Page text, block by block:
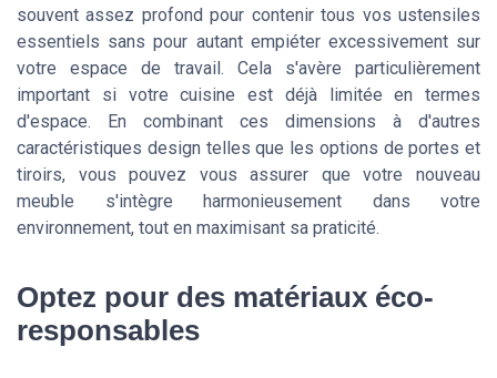
souvent assez profond pour contenir tous vos ustensiles
essentiels sans pour autant empiéter excessivement sur
votre espace de travail. Cela s'avère particulièrement
important si votre cuisine est déjà limitée en termes
d'espace. En combinant ces dimensions à d'autres
caractéristiques design telles que les options de portes et
tiroirs, vous pouvez vous assurer que votre nouveau
meuble s'intègre harmonieusement dans votre
environnement, tout en maximisant sa praticité.
Optez pour des matériaux éco-
responsables